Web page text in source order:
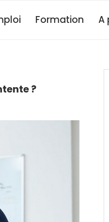
Formation A
?